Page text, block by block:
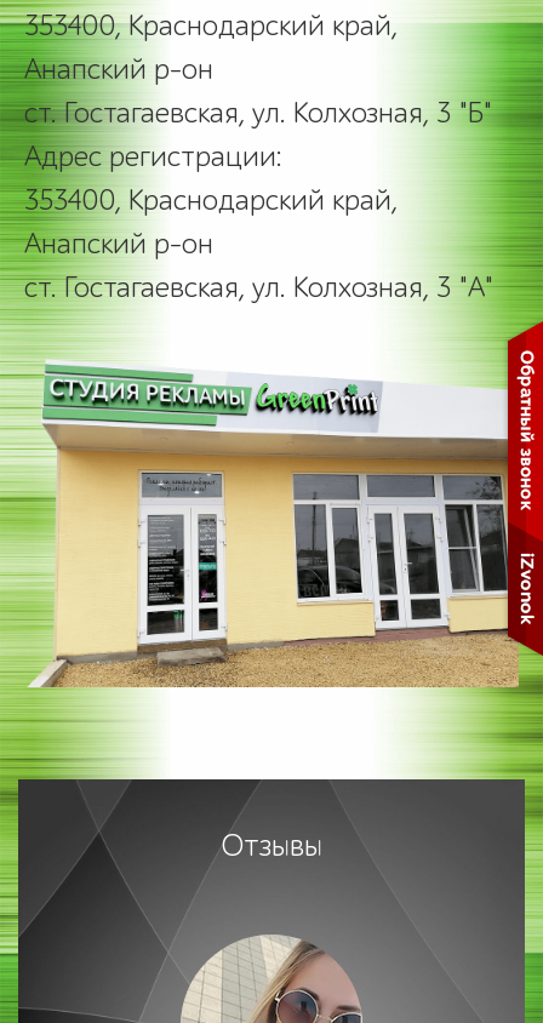
353400, Краснодарский край,
Анапский р-он
ст. Гостагаевская, ул. Колхозная, 3 "Б"
Адрес регистрации:
353400, Краснодарский край,
Анапский р-он
ст. Гостагаевская, ул. Колхозная, 3 "А"
Отзывы